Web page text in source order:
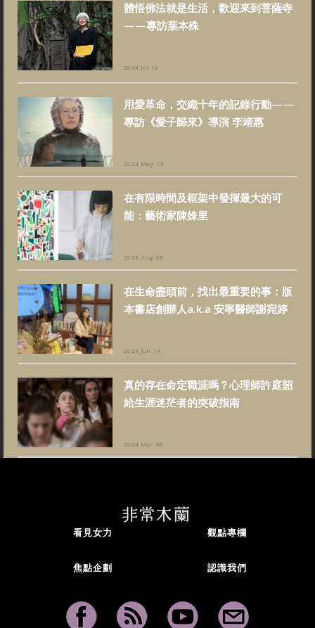
體悟佛法就是生活，歡迎來到菩薩寺
——專訪葉本殊
2024 Jul 12
用愛革命，交織十年的記錄行動——
專訪《愛子歸來》導演 李靖惠
2024 May 13
在有限時間及框架中發揮最大的可
能：藝術家陳姝里
2023 Aug 08
在生命盡頭前，找出最重要的事：版
本書店創辦人a.k.a.安寧醫師謝宛婷
2024 Jun 14
真的存在命定職涯嗎？心理師許庭韶
給生涯迷茫者的突破指南
2024 Mar 05
看見女力 觀點專欄
焦點企劃 認識我們